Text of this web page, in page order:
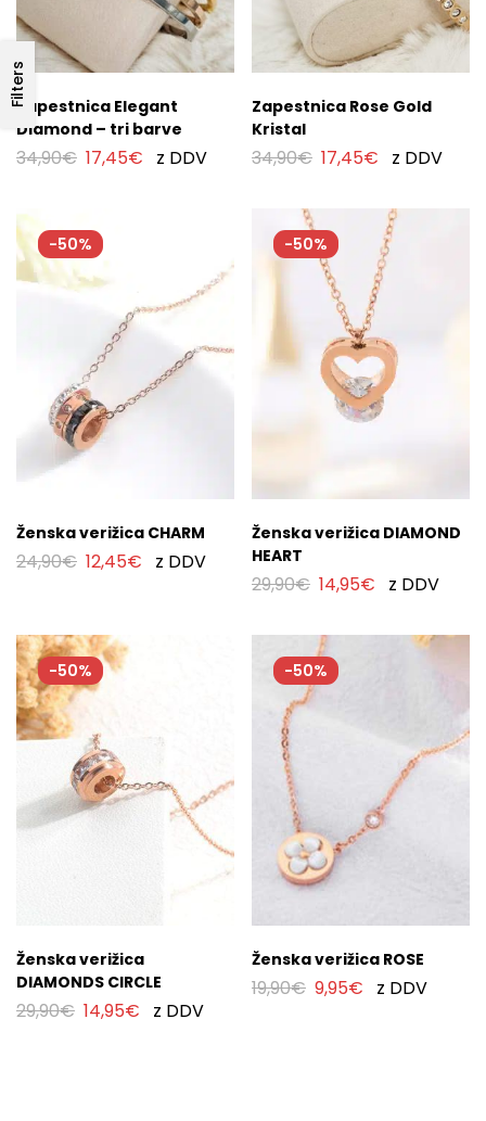
FiltersZapestnica Elegant
Diamond – tri barve
34,90€ 17,45€ z DDV
Zapestnica Rose Gold
Kristal
34,90€ 17,45€ z DDV
-50%
Ženska verižica CHARM
24,90€ 12,45€ z DDV
-50%
Ženska verižica DIAMOND
HEART
29,90€ 14,95€ z DDV
-50%
Ženska verižica
DIAMONDS CIRCLE
29,90€ 14,95€ z DDV
-50%
Ženska verižica ROSE
19,90€ 9,95€ z DDV